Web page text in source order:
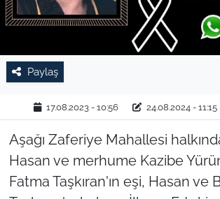
Paylaş
17.08.2023 - 10:56 24.08.2024 - 11:15
Aşağı Zaferiye Mahallesi
Hasan ve merhume Kazibe
Fatma Taşkıran'ın eşi, Hasan ve
KÜLTÜR SANAT
SPOR
YAŞAM
EDİRNE
TEKİRDAĞ